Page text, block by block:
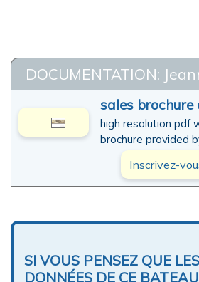
DOCUMENTATION:
sales
high resolution pdf
brochure provided
Inscrivez-
SI VOUS PENSEZ QUE LES
DONNÉES DE CE